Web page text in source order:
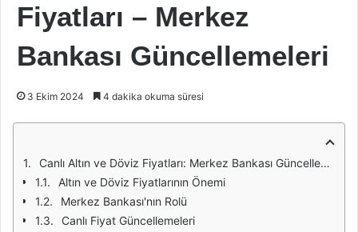
Fiyatları – Merkez
Bankası Güncellemeleri
3 Ekim 2024 4 dakika okuma süresi
Canlı Altın ve Döviz Fiyatları: Merkez Bankası Güncellemeleri
Altın ve Döviz Fiyatlarının Önemi
Merkez Bankası'nın Rolü
Canlı Fiyat Güncellemeleri